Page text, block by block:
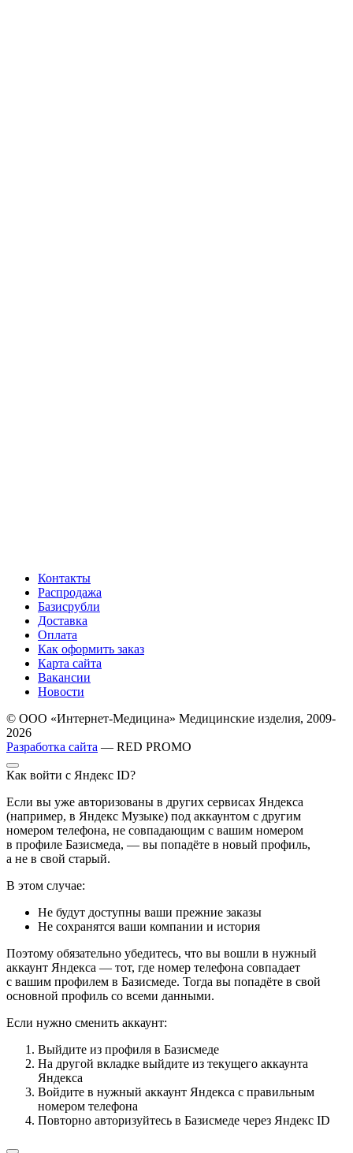
Контакты
Распродажа
Базисрубли
Доставка
Оплата
Как оформить заказ
Карта сайта
Вакансии
Новости
© ООО «Интернет-Медицина» Медицинские изделия, 2009-
2026
Разработка сайта — RED PROMO
Как войти с Яндекс ID?
Если вы уже авторизованы в других сервисах Яндекса
(например, в Яндекс Музыке) под аккаунтом с другим
номером телефона, не совпадающим с вашим номером
в профиле Базисмеда, — вы попадёте в новый профиль,
а не в свой старый.
В этом случае:
Не будут доступны ваши прежние заказы
Не сохранятся ваши компании и история
Поэтому обязательно убедитесь, что вы вошли в нужный
аккаунт Яндекса — тот, где номер телефона совпадает
с вашим профилем в Базисмеде. Тогда вы попадёте в свой
основной профиль со всеми данными.
Если нужно сменить аккаунт:
Выйдите из профиля в Базисмеде
На другой вкладке выйдите из текущего аккаунта
Яндекса
Войдите в нужный аккаунт Яндекса с правильным
номером телефона
Повторно авторизуйтесь в Базисмеде через Яндекс ID